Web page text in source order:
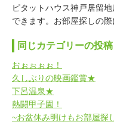
ピタットハウス神戸居留
できます。お部屋探しの
同じカテゴリーの投稿
おぉぉぉぉ！
久しぶりの映画鑑賞★
下呂温泉★
熱闘甲子園！
~お盆休み明けもお部屋探